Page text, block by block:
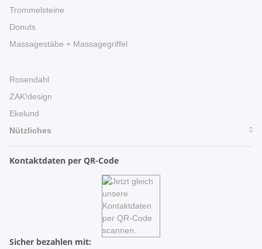
Trommelsteine
Donuts
Massagestäbe + Massagegriffel
Rosendahl
ZAK!design
Ekelund
Nützliches
Kontaktdaten per QR-Code
Sicher bezahlen mit: